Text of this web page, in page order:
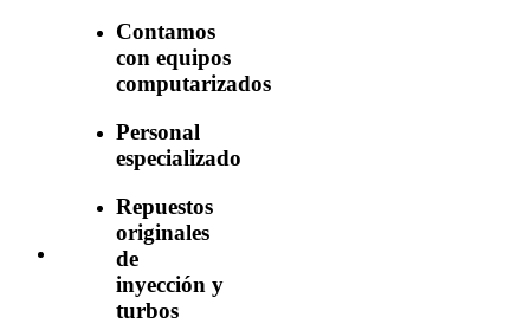
Contamos
con equipos
computarizados
Personal
especializado
Repuestos
originales
de
inyección y
turbos